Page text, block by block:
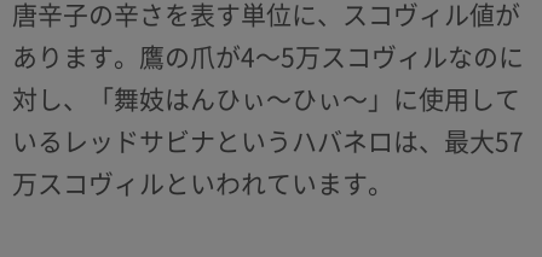
唐辛子の辛さを表す単位に、スコヴィル値が
あります。鷹の爪が4～5万スコヴィルなのに
対し、「舞妓はんひぃ～ひぃ～」に使用して
いるレッドサビナというハバネロは、最大57
万スコヴィルといわれています。